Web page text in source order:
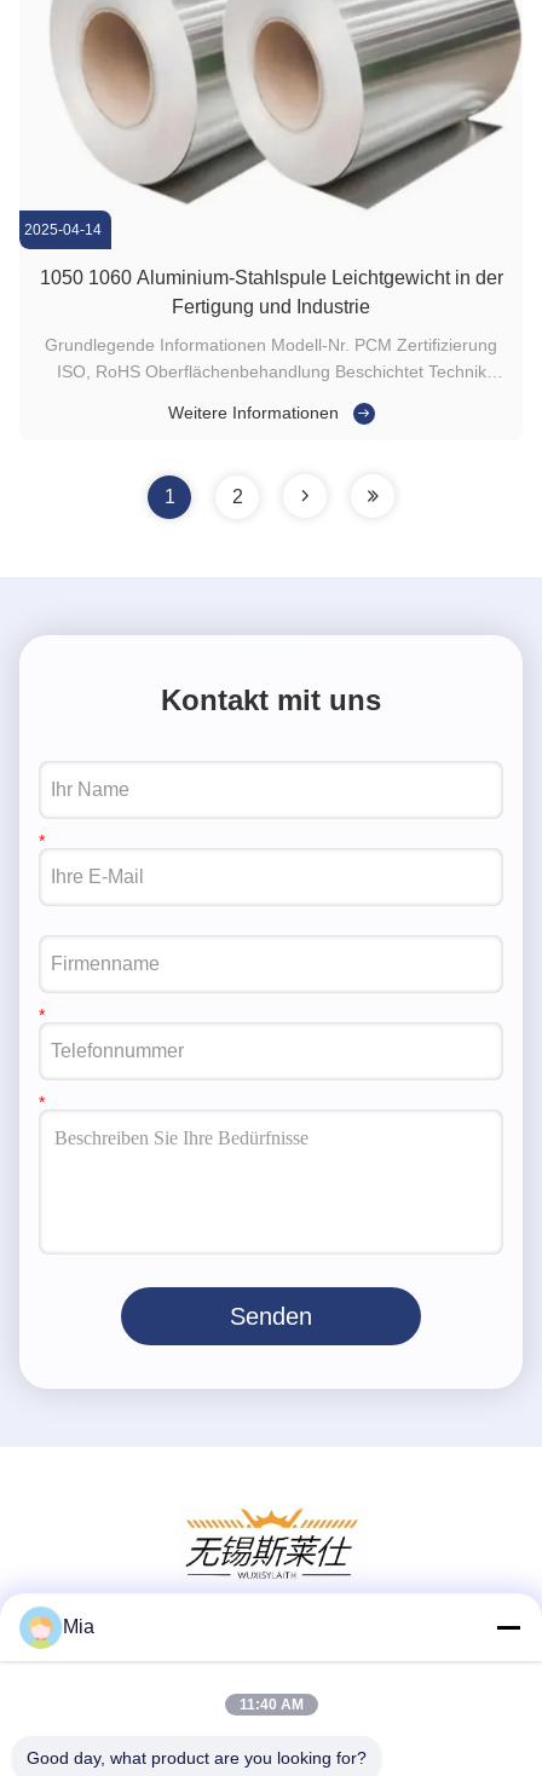
2025-04-14
1050 1060 Aluminium-Stahlspule Leichtgewicht in der
Fertigung und Industrie
Grundlegende Informationen Modell-Nr. PCM Zertifizierung
ISO, RoHS Oberflächenbehandlung Beschichtet Technik
Kante Lagerbestand Lagerbestand Dicke 0,3 mm - 1,5 mm
Zertifizierungen ISO, RoHS ...
Weitere Informationen
1 2
Kontakt mit uns
Senden
Schnelle Kontaktaufnahme
Mia
11:40 AM
Good day, what product are you looking for?